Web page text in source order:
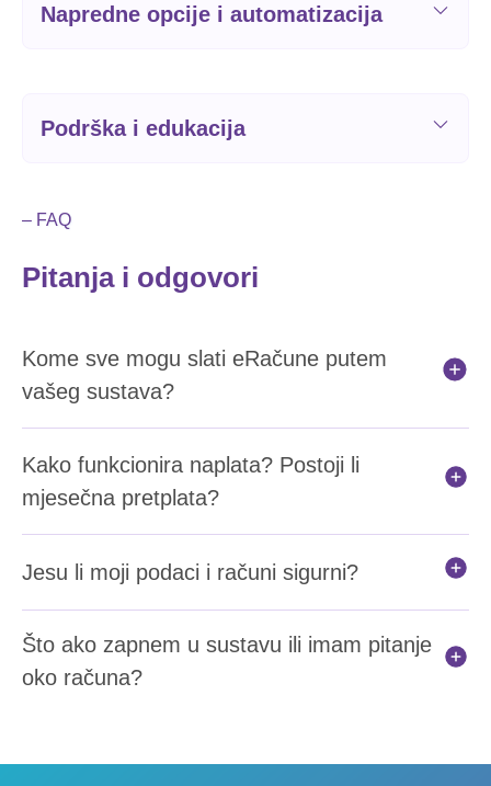
Napredne opcije i automatizacija
Podrška i edukacija
– FAQ
Pitanja i odgovori
Kome sve mogu slati eRačune putem
vašeg sustava?
Kako funkcionira naplata? Postoji li
mjesečna pretplata?
Jesu li moji podaci i računi sigurni?
Što ako zapnem u sustavu ili imam pitanje
oko računa?